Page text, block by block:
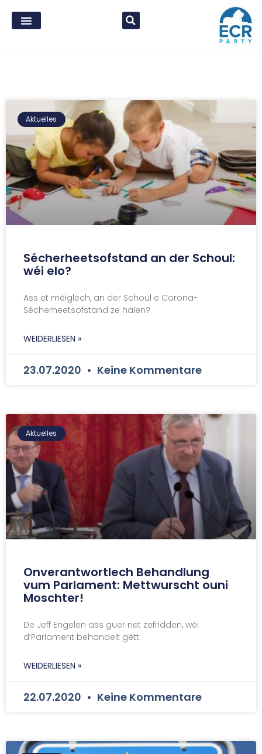
Aktuelles
Sécherheetsofstand an der Schoul:
wéi elo?
Ass et méiglech, an der Schoul e Corona-
Sécherheetsofstand ze halen?
WEIDERLIESEN »
23.07.2020 Keine Kommentare
Aktuelles
Onverantwortlech Behandlung
vum Parlament: Mettwurscht ouni
Moschter!
De Jeff Engelen ass guer net zefridden, wéi
d’Parlament behandelt gëtt.
WEIDERLIESEN »
22.07.2020 Keine Kommentare